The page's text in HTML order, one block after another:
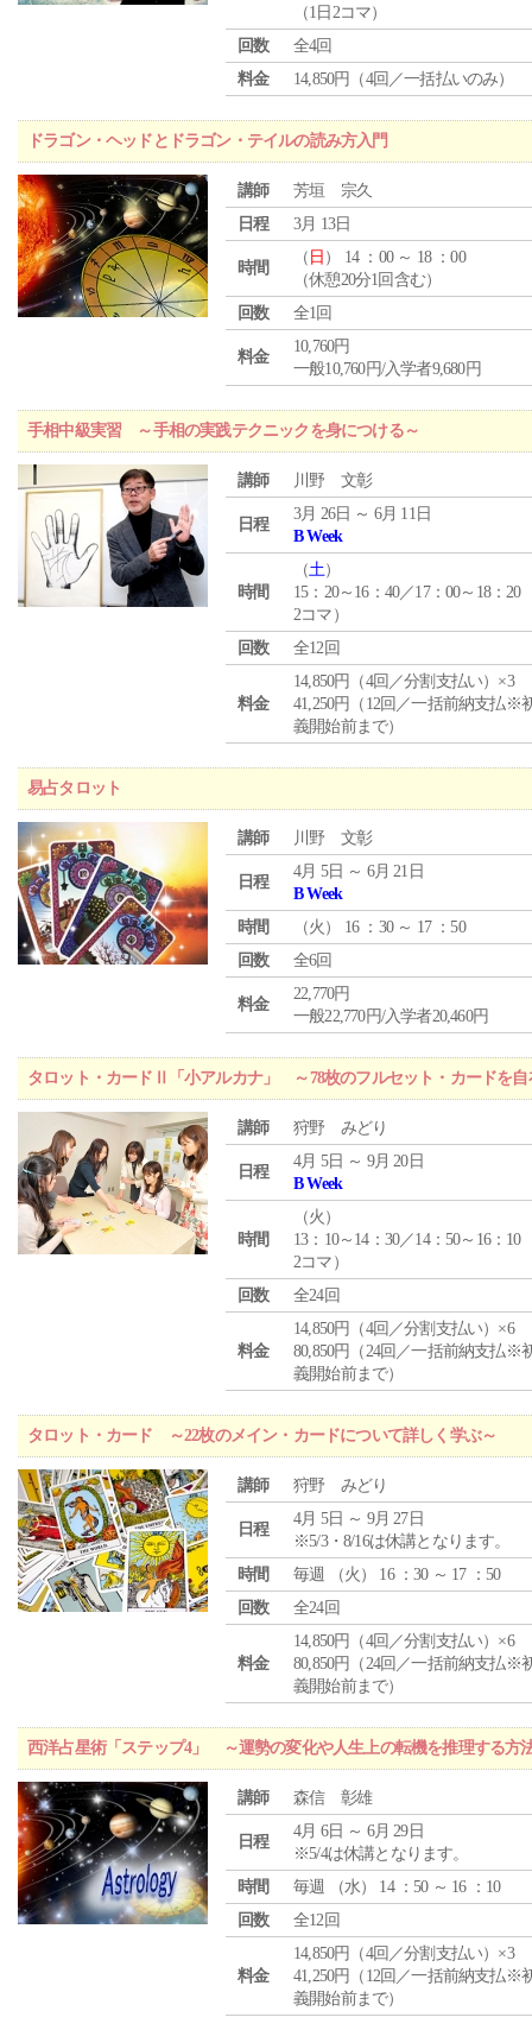
（1日2コマ）
回数
全4回
料金
14,850円（4回／一括払いのみ）
ドラゴン・ヘッドとドラゴン・テイルの読み方入門
講師
芳垣 宗久
日程
3月 13日
時間
（ 日 ） 14 ：00 ～ 18 ：00
（休憩20分1回含む）
回数
全1回
料金
10,760円
一般10,760円/入学者9,680円
手相中級実習 ～手相の実践テクニックを身につける～
講師 川野 文彰
日程
3月 26日 ～ 6月 11日
B Week
時間
（土）
15：20～16：40／17：00～18：20
2コマ）
回数
全12回
料金
14,850円（4回／分割支払い）×3
41,250円（12回／一括前納支払※
義開始前まで）
易占タロット
講師 川野 文彰
日程
4月 5日 ～ 6月 21日
B Week
時間
（火 ） 16 ：30 ～ 17 ：50
回数
全6回
料金
22,770円
一般22,770円/入学者20,460円
タロット・カードⅡ「小アルカナ」 ～78枚のフルセット・カードを自
講師 狩野 みどり
日程
4月 5日 ～ 9月 20日
B Week
時間
（火 ）
13：10～14：30／14：50～16：10
2コマ）
回数
全24回
料金
14,850円（4回／分割支払い）×6
80,850円（24回／一括前納支払※
義開始前まで）
タロット・カード ～22枚のメイン・カードについて詳しく学ぶ～
講師 狩野 みどり
日程
4月 5日 ～ 9月 27日
※5/3・8/16は休講となります。
時間
毎週 （火 ） 16 ：30 ～ 17 ：50
回数
全24回
料金
14,850円（4回／分割支払い）×6
80,850円（24回／一括前納支払※
義開始前まで）
西洋占星術「ステップ4」 ～運勢の変化や人生上の転機を推理する方
講師 森信 彰雄
日程
4月 6日 ～ 6月 29日
※5/4は休講となります。
時間
毎週 （水） 14 ：50 ～ 16 ：10
回数
全12回
料金
14,850円（4回／分割支払い）×3
41,250円（12回／一括前納支払※
義開始前まで）